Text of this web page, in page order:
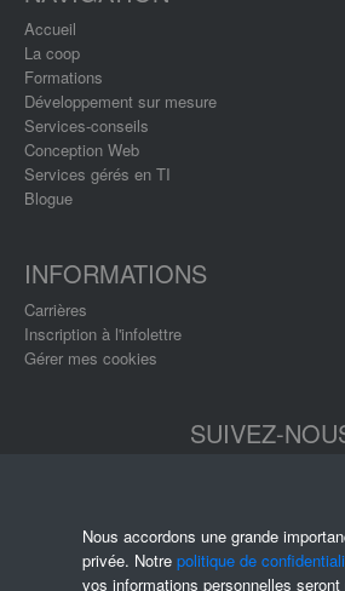
Nous accordons une grande
privée. Notre politique de
vos informations personnelles
Accueil
La coop
Formations
Développement sur mesure
Services-conseils
Conception Web
Services gérés en TI
Blogue
INFORMATIONS
Carrières
Inscription à l'infolettre
Gérer mes cookies
SUIVEZ-